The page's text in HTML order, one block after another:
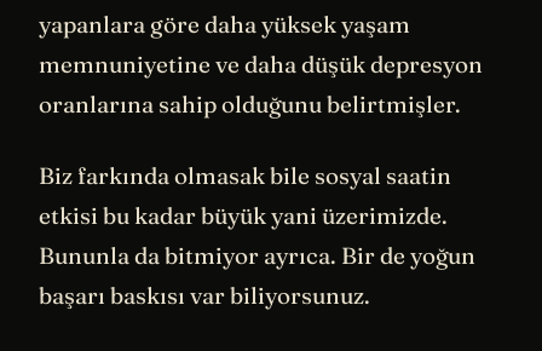
yapanlara göre daha yüksek yaşam
memnuniyetine ve daha düşük depresyon
oranlarına sahip olduğunu belirtmişler.
Biz farkında olmasak bile sosyal saatin
etkisi bu kadar büyük yani üzerimizde.
Bununla da bitmiyor ayrıca. Bir de yoğun
başarı baskısı var biliyorsunuz.